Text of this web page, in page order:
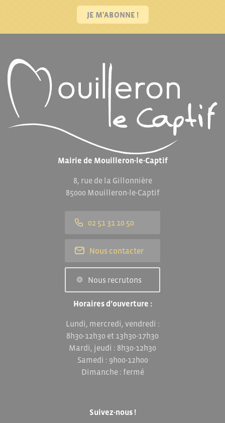
JE M'ABONNE !
Mairie de Mouilleron-le-Captif
8, rue de la Gillonnière
85000 Mouilleron-le-Captif
02 51 31 10 50
Nous contacter
Nous recrutons
Horaires d’ouverture :
Lundi, mercredi, vendredi :
8h30-12h30 et 13h30-17h30
Mardi, jeudi : 8h30-12h30
Samedi : 9h00-12h00
Dimanche : fermé
Suivez-nous !